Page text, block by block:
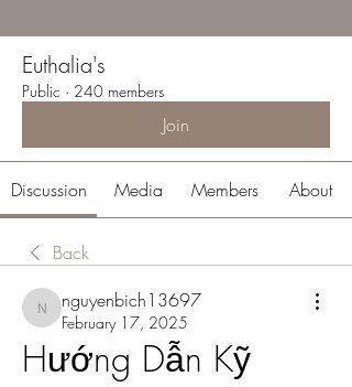
Euthalia's
Public · 240 members
Join
Discussion Media Members About
Back
nguyenbich13697
nguyenbich13697
February 17, 2025
Hướng Dẫn Kỹ